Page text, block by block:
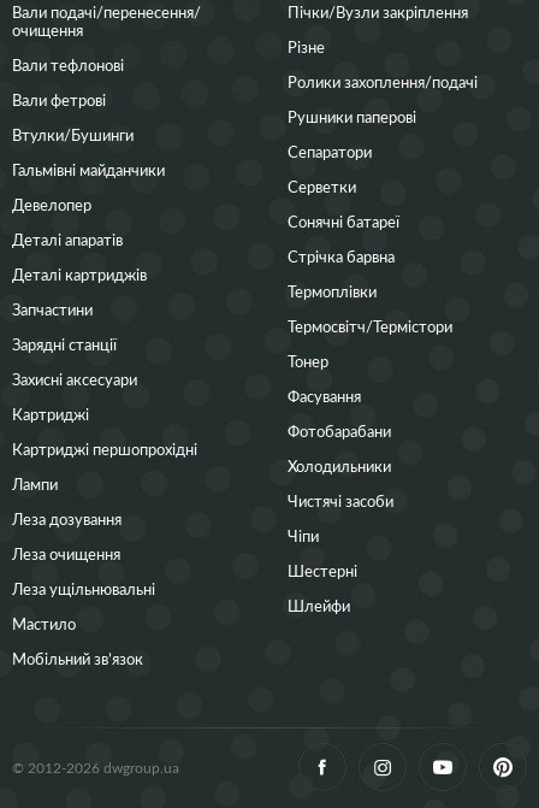
Вали подачі/перенесення/
очищення
Вали тефлонові
Вали фетрові
Втулки/Бушинги
Гальмівні майданчики
Девелопер
Деталі апаратів
Деталі картриджів
Запчастини
Зарядні станції
Захисні аксесуари
Картриджі
Картриджі першопрохідні
Лампи
Леза дозування
Леза очищення
Леза ущільнювальні
Мастило
Мобільний зв’язок
Пічки/Вузли закріплення
Різне
Ролики захоплення/подачі
Рушники паперові
Сепаратори
Серветки
Сонячні батареї
Стрічка барвна
Термоплівки
Термосвітч/Термістори
Тонер
Фасування
Фотобарабани
Холодильники
Чистячі засоби
Чіпи
Шестерні
Шлейфи
© 2012-2026 dwgroup.ua